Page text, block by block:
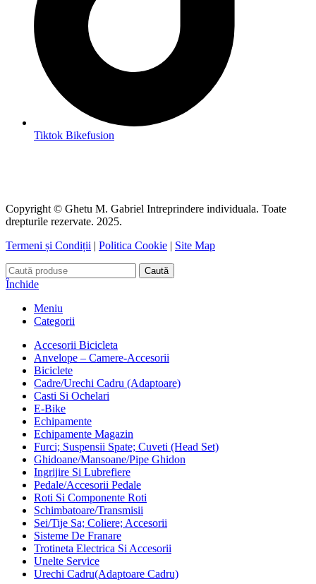
Tiktok Bikefusion
Copyright © Ghetu M. Gabriel Intreprindere individuala. Toate
drepturile rezervate. 2025.
Termeni și Condiții | Politica Cookie | Site Map
Caută
Închide
Meniu
Categorii
Accesorii Bicicleta
Anvelope – Camere-Accesorii
Biciclete
Cadre/Urechi Cadru (Adaptoare)
Casti Si Ochelari
E-Bike
Echipamente
Echipamente Magazin
Furci; Suspensii Spate; Cuveti (Head Set)
Ghidoane/Mansoane/Pipe Ghidon
Ingrijire Si Lubrefiere
Pedale/Accesorii Pedale
Roti Si Componente Roti
Schimbatoare/Transmisii
Sei/Tije Sa; Coliere; Accesorii
Sisteme De Franare
Trotineta Electrica Si Accesorii
Unelte Service
Urechi Cadru(Adaptoare Cadru)